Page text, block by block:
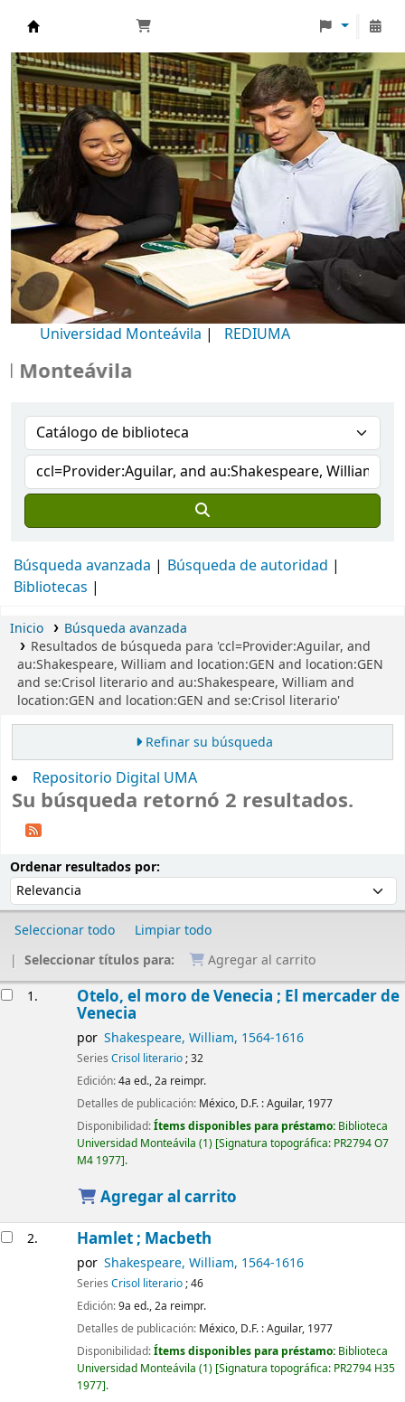
Biblioteca Universidad Monteávila
Universidad Monteávila | REDIUMA
Búsqueda avanzada
Búsqueda de autoridad
Bibliotecas
Inicio
Búsqueda avanzada
Resultados de búsqueda para 'ccl=Provider:Aguilar, and
au:Shakespeare, William and location:GEN and location:GEN
and se:Crisol literario and au:Shakespeare, William and
location:GEN and location:GEN and se:Crisol literario'
Refinar su búsqueda
Repositorio Digital UMA
Su búsqueda retornó 2 resultados.
Ordenar resultados por:
Seleccionar todo
Limpiar todo
Seleccionar títulos para:
Agregar al carrito
1. Otelo, el moro de Venecia ; El mercader de
Venecia
por Shakespeare, William, 1564-1616
Series Crisol literario; 32
Edición:4a ed., 2a reimpr.
Detalles de publicación: México, D.F. :Aguilar, 1977
Disponibilidad:Ítems disponibles para préstamo: Biblioteca
Universidad Monteávila (1) Signatura topográfica: PR2794 O7
M4 1977 .
Agregar al carrito
2. Hamlet ; Macbeth
por Shakespeare, William, 1564-1616
Series Crisol literario; 46
Edición:9a ed., 2a reimpr.
Detalles de publicación: México, D.F. :Aguilar, 1977
Disponibilidad:Ítems disponibles para préstamo: Biblioteca
Universidad Monteávila (1) Signatura topográfica: PR2794 H35
1977 .